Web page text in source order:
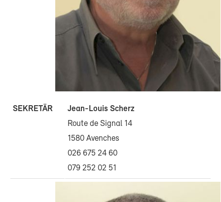
SEKRETÄR
Jean-Louis Scherz
Route de Signal 14
1580 Avenches
026 675 24 60
079 252 02 51